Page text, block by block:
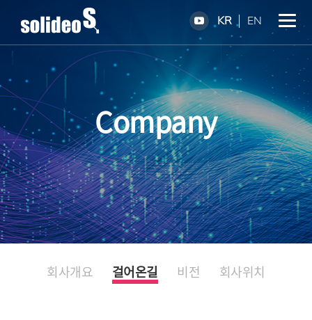
KR EN
Company
회사개요 걸어온길 비전 회사위치